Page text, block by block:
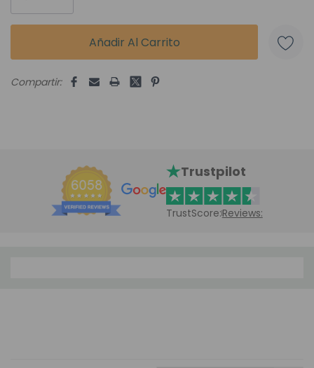
Compartir:
Trustpilot
TrustScore:Reviews: